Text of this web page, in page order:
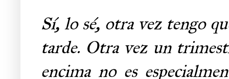
Sí, lo sé, otra vez tengo
tarde. Otra vez un
encima no es